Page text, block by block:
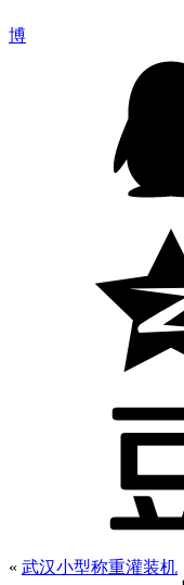
博
« 武汉小型称重灌装机